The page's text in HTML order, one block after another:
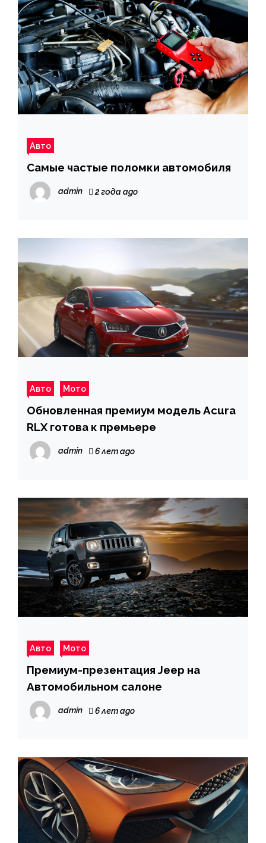
Авто
Самые частые поломки автомобиля
admin 2 года ago
Авто Мото
Обновленная премиум модель Acura
RLX готова к премьере
admin 6 лет ago
Авто Мото
Премиум-презентация Jeep на
Автомобильном салоне
admin 6 лет ago